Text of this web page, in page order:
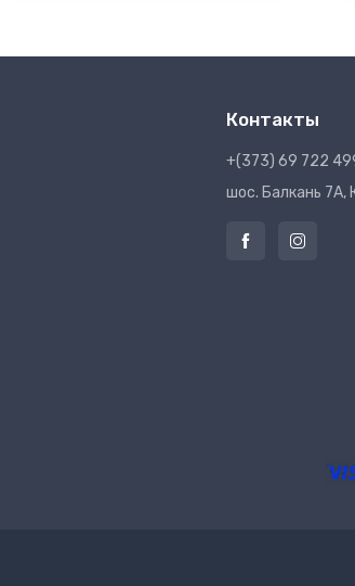
Контакты
+(373) 69 722
шос. Балкань 7A,